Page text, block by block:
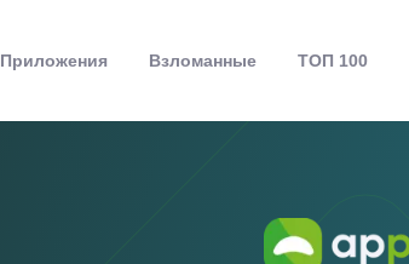
Приложения Взломанные ТОП 100